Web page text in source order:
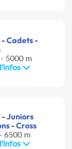
- Cadets -
5000 m
- Juniors
- Cross
6500 m